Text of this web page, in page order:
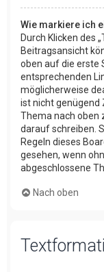
Wie markiere ich
Durch Klicken des
Beitragsansicht
oben auf die erste
entsprechenden
möglicherweise
ist nicht genügend
Thema nach oben
darauf schreiben.
Regeln dieses
gesehen, wenn
abgeschlossene
Nach oben